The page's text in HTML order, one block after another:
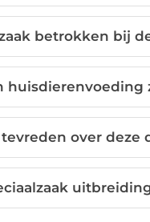
betrokken bij
huisdierenvoeding
over deze